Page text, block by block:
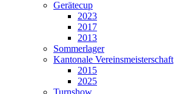
Gerätecup
2023
2017
2013
Sommerlager
Kantonale Vereinsmeisterschaft
2015
2025
Turnshow